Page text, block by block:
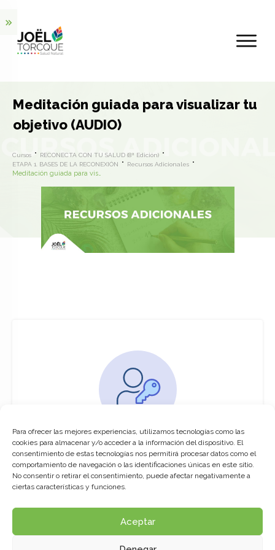
Para ofrecer las mejores experiencias, utilizamos tecnologías como las
cookies para almacenar y/o acceder a la información del dispositivo. El
consentimiento de estas tecnologías nos permitirá procesar datos como el
comportamiento de navegación o las identificaciones únicas en este sitio.
No consentir o retirar el consentimiento, puede afectar negativamente a
ciertas características y funciones.
Aceptar
Meditación guiada para visualizar tu
objetivo (AUDIO)
Cursos
RECONECTA CON TU SALUD (8ª Edición)
ETAPA 1. BASES DE LA RECONEXIÓN
Recursos Adicionales
Meditación guiada para visualizar tu objetivo (AUDIO)
You must be logged in to access this
course
This course is only available for registered
Click here to login